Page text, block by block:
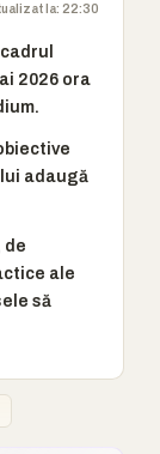
la: 22:30
2026 ora
adaugă
de
ale
să